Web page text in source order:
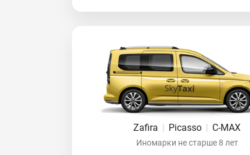
Zafira | Picasso | C-MAX
Иномарки не старше 8 лет